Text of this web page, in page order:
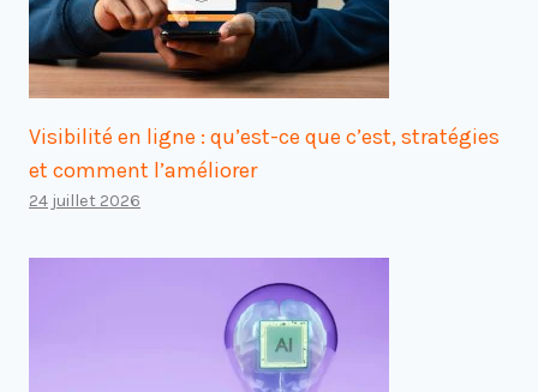
Visibilité en ligne : qu’est-ce que c’est, stratégies
et comment l’améliorer
24 juillet 2026